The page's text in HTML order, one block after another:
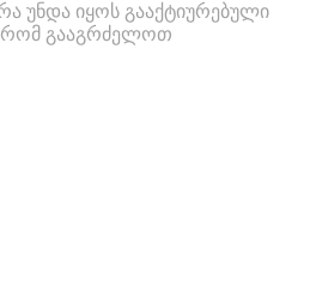
უნდა იყოს გააქტიურებული
რომ გააგრძელოთ